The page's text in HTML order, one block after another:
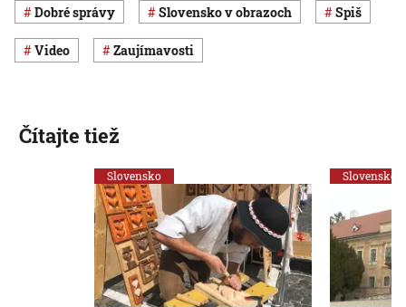
dobré správy Slovensko v obrazoch Spiš
Video Zaujímavosti
Čítajte tiež
Slovensko Slovensko